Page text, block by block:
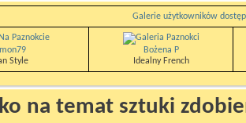
Galerie użytkowników
Style
Bożena P
Idealny French
na temat sztuki